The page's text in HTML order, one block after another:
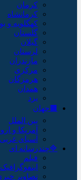
کرمان
کرمانشاه
کهگلویه و
گلستان
گیلان
لرستان
مازندران
مرکزی
هرمزگان
همدان
یزد
🟫جهان
بین الملل
آمریکا و
آسیای غربی
🔷چندرسانه ای
فیلم
اینفوگرافیک
تصاویر